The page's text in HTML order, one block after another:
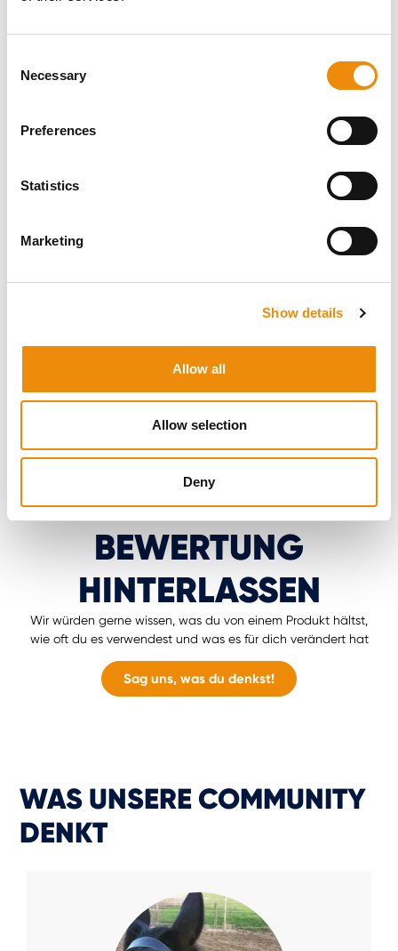
Selection
Necessary
Preferences
Statistics
Marketing
Show details
Allow all
Allow selection
Deny
Möchten Sie eine persönliche Beratung, welche
geeignet ist? Fragen Sie uns einfach! Sie
erreichen uns über unsere Cavalor Consumerline
Ihnen hilft, die geeignete Ration für Ihr Pferd im
BEWERTUNG
HINTERLASSEN
Wir würden gerne wissen, was du von einem Produkt hältst,
wie oft du es verwendest und was es für dich verändert hat
Sag uns, was du denkst!
WAS UNSERE COMMUNITY
DENKT